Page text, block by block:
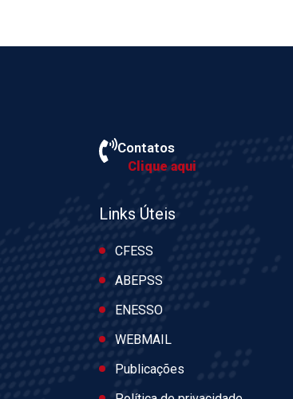
Contatos
Clique aqui
Links Úteis
CFESS
ABEPSS
ENESSO
WEBMAIL
Publicações